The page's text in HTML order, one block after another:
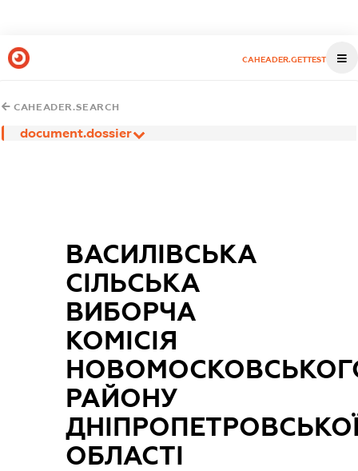
CAHEADER.GETTEST
CAHEADER.SEARCH
document.dossier
ВАСИЛІВСЬКА
СІЛЬСЬКА
ВИБОРЧА
КОМІСІЯ
РАЙОНУ
ОБЛАСТІ